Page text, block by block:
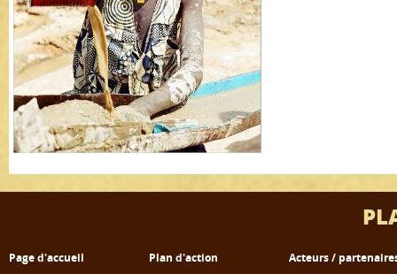
Page d'accueil Plan d'action Acteurs /